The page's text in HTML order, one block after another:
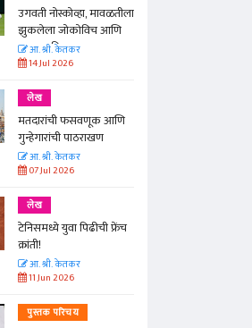
उगवती नोस्कोव्हा, मावळतीला
झुकलेला जोकोविच आणि
दरम्यान विम्बल्डन
आ. श्री. केतकर
14 Jul 2026
लेख
मतदारांची फसवणूक आणि
गुन्हेगारांची पाठराखण
आ. श्री. केतकर
07 Jul 2026
लेख
टेनिसमध्ये युवा पिढीची फ्रेंच
क्रांती!
आ. श्री. केतकर
11 Jun 2026
पुस्तक परिचय